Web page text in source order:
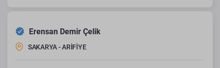
Erensan Demir Çelik
SAKARYA - ARİFİYE